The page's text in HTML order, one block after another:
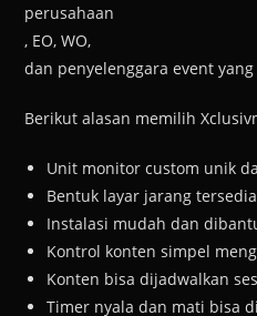
perusahaan
, EO, WO,
dan penyelenggara event
Berikut alasan memilih
Unit monitor custom unik
Bentuk layar jarang
Instalasi mudah dan
Kontrol konten simpel
Konten bisa dijadwalkan
Timer nyala dan mati bisa